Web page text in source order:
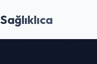
Sağlıklıca